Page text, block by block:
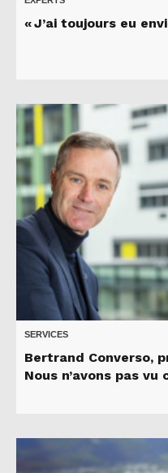
« J’ai toujours eu
SERVICES
Bertrand Converso,
Nous n’avons pas vu